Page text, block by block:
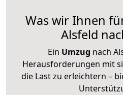
Was wir Ihnen
Alsfeld
Ein Umzug nach
Herausforderungen mit
die Last zu erleichtern –